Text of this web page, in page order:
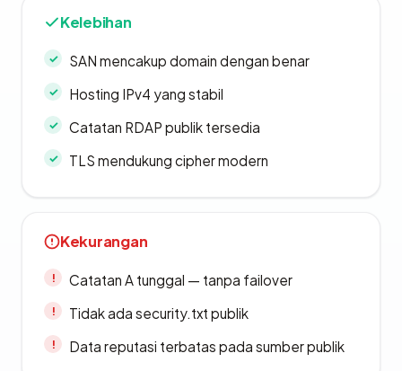
Kelebihan
SAN mencakup domain dengan benar
Hosting IPv4 yang stabil
Catatan RDAP publik tersedia
TLS mendukung cipher modern
Kekurangan
Catatan A tunggal — tanpa failover
Tidak ada security.txt publik
Data reputasi terbatas pada sumber publik